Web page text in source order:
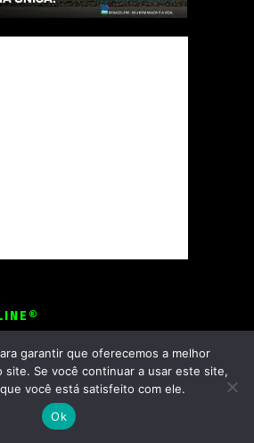
garantir que oferecemos a melhor
site. Se você continuar a usar este site,
você está satisfeito com ele.
Ok